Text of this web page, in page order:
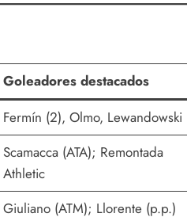
Goleadores destacados
Fermín (2), Olmo, Lewandowski
Scamacca (ATA); Remontada
Athletic
Giuliano (ATM); Llorente (p.p.)